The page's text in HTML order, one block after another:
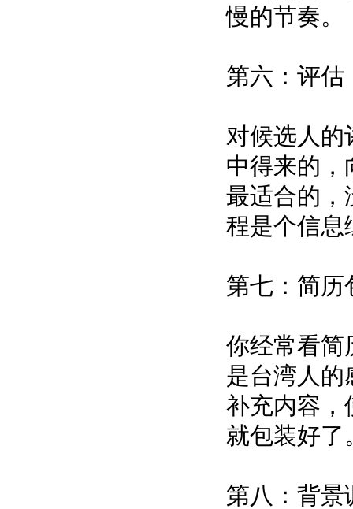
慢的节奏。
第六：评估
对候选人的
中得来的，
最适合的，
程是个信息
第七：简历
你经常看简
是台湾人的
补充内容，
就包装好了
第八：背景